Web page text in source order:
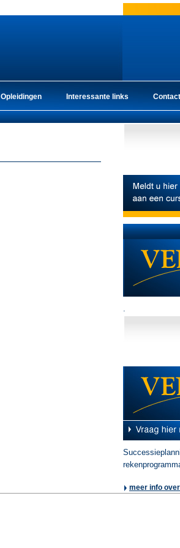
Opleidingen Interessante links Contact
.
meer info